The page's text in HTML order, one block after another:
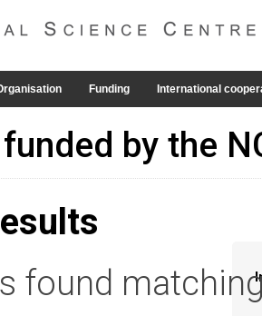
Funding International
by the
found